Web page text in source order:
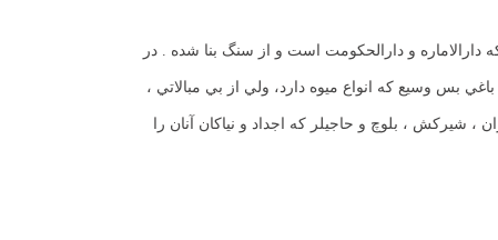
و دارالحكومت است و از سنگ بنا شده . در
بس وسيع كه انواع ميوه دارد،‌ ولي از بي مبالاتي ،‌
،‌ بلوچ و حاجيلر كه اجداد و نياكان آنان را